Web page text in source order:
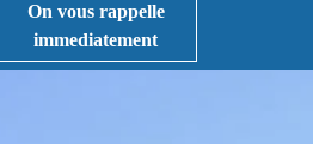
On vous rappelle
immediatement